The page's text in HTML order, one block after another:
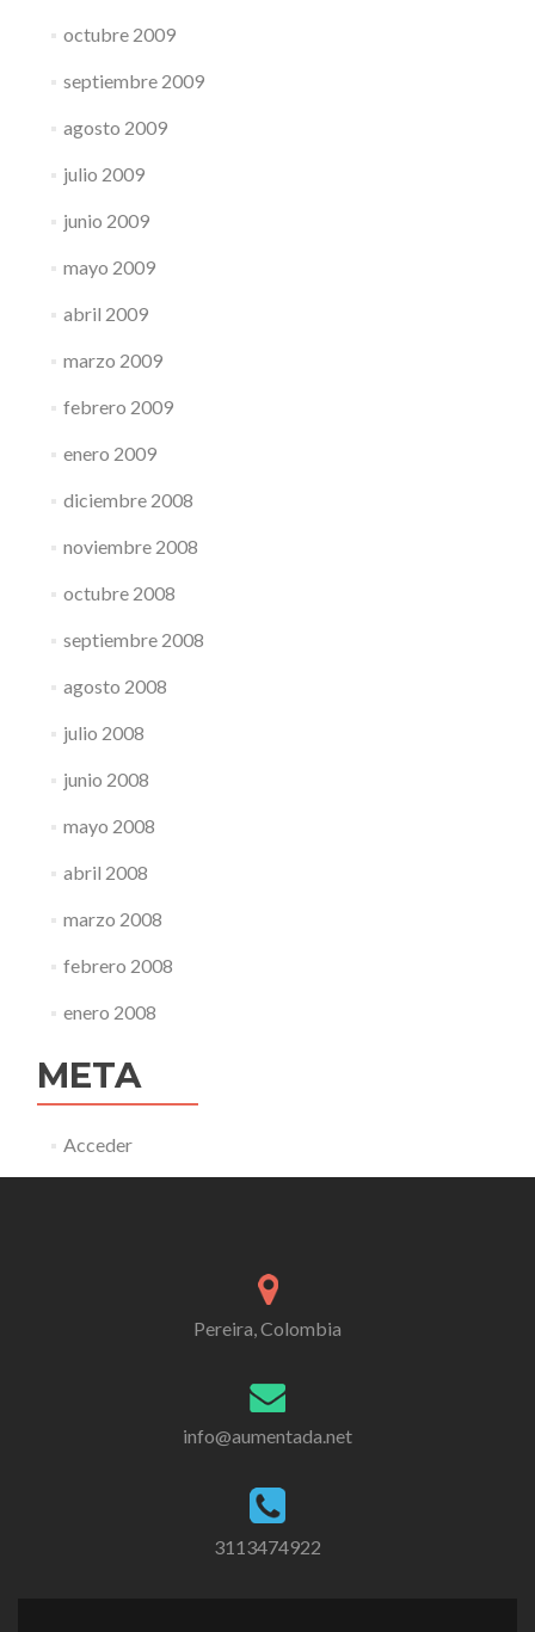
octubre 2009
septiembre 2009
agosto 2009
julio 2009
junio 2009
mayo 2009
abril 2009
marzo 2009
febrero 2009
enero 2009
diciembre 2008
noviembre 2008
octubre 2008
septiembre 2008
agosto 2008
julio 2008
junio 2008
mayo 2008
abril 2008
marzo 2008
febrero 2008
enero 2008
META
Acceder
Pereira, Colombia
info@aumentada.net
3113474922